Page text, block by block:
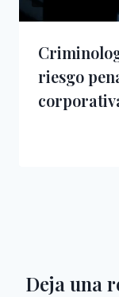
riesgo
Deja una